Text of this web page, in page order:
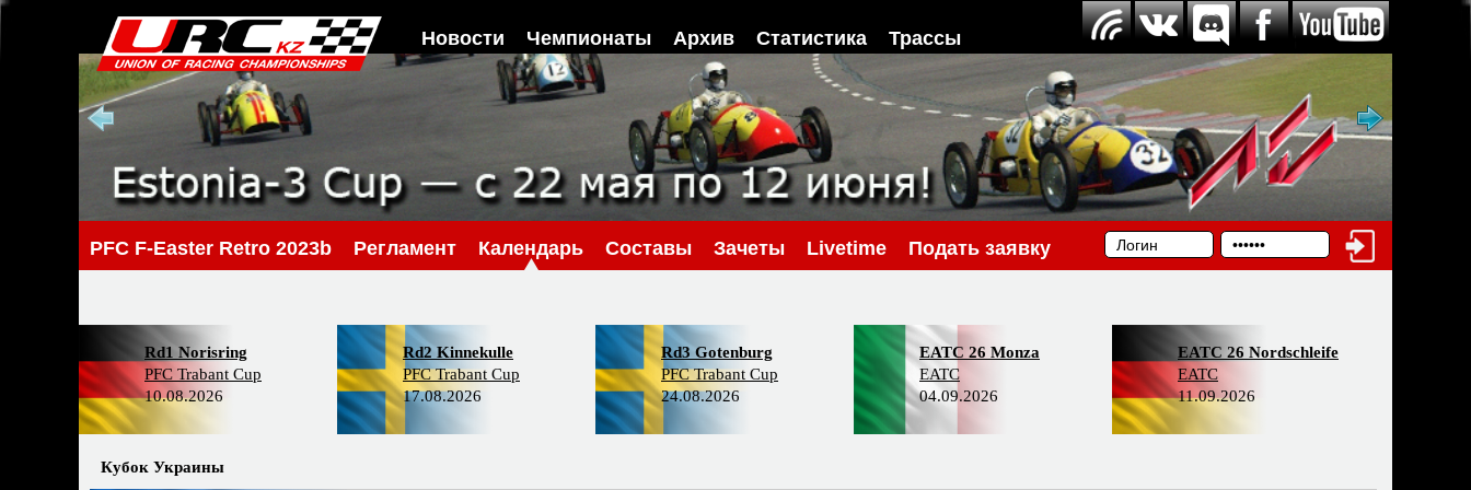
Новости Чемпионаты Архив Статистика Трассы
PFС F-Easter Retro 2023b Регламент Календарь Составы Зачеты Livetime Подать заявку
Rd1 Norisring
PFC Trabant Cup
10.08.2026
Rd2 Kinnekulle
PFC Trabant Cup
17.08.2026
Rd3 Gotenburg
PFC Trabant Cup
24.08.2026
EATC 26 Monza
EATC
04.09.2026
EATC 26 Nordschleife
EATC
11.09.2026
Кубок Украины